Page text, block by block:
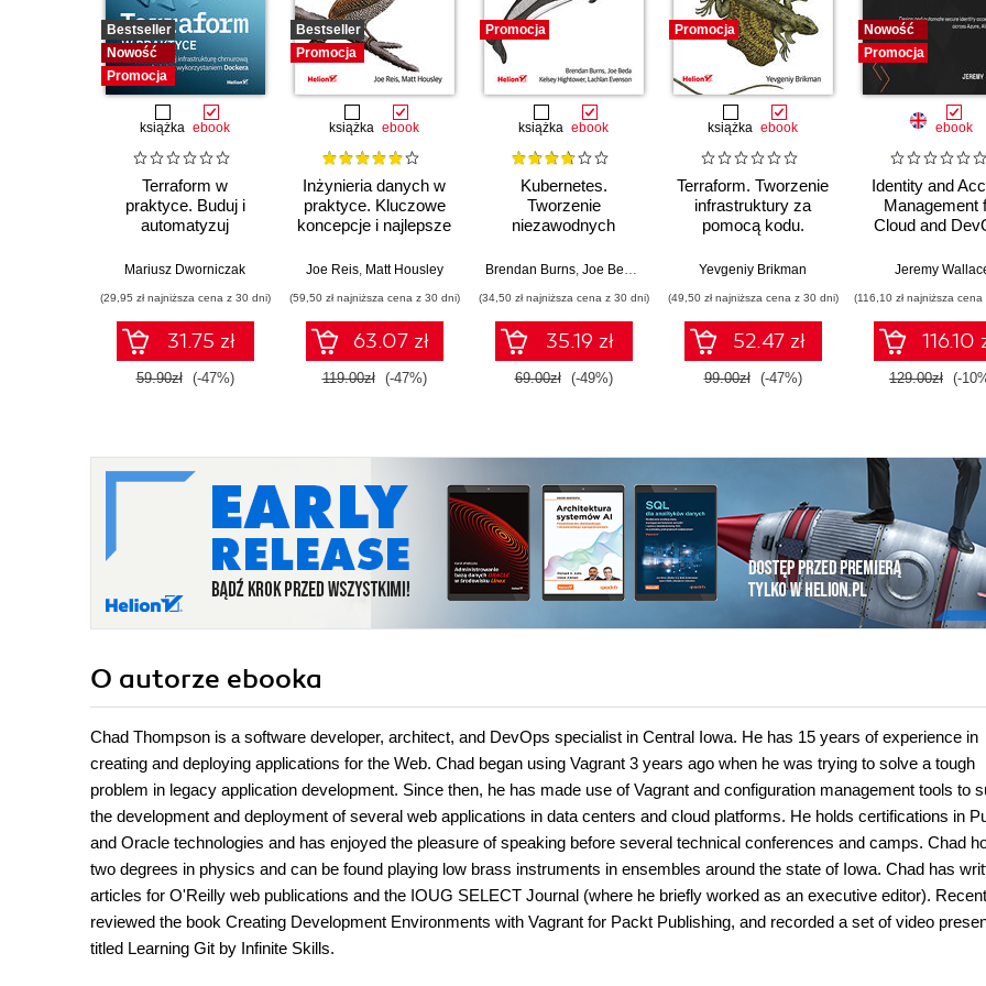
Bestseller
Nowość
Promocja
książka ebook
Terraform w
praktyce. Buduj i
automatyzuj
chmurową oraz
wykorzystaniem
Dockera
Mariusz Dworniczak
(29,95 zł najniższa cena z 30 dni)
31.75 zł
59.90zł (-47%)
Bestseller
Promocja
książka ebook
Inżynieria danych w
praktyce. Kluczowe
koncepcje i najlepsze
Joe Reis, Matt Housley
(59,50 zł najniższa cena z 30 dni)
63.07 zł
119.00zł (-47%)
Promocja
książka ebook
Kubernetes.
Tworzenie
niezawodnych
rozproszonych.
Brendan Burns, Joe Beda Kelsey Hightower, Lachlan Evenson
(34,50 zł najniższa cena z 30 dni)
35.19 zł
69.00zł (-49%)
Promocja
książka ebook
Terraform. Tworzenie
infrastruktury za
pomocą kodu.
Yevgeniy Brikman
(49,50 zł najniższa cena z 30 dni)
52.47 zł
99.00zł (-47%)
Nowość
Promocja
ebook
Identity and
Management
Cloud and
and automate
strategies
Azure, AWS,
GCP
Jeremy
(116,10 zł najniższa
116.10
129.00zł (-
O autorze ebooka
Chad Thompson is a software developer, architect, and DevOps specialist in Central Iowa. He has 15 years of experience in
creating and deploying applications for the Web. Chad began using Vagrant 3 years ago when he was trying to solve a tough
problem in legacy application development. Since then, he has made use of Vagrant and configuration management tools to
the development and deployment of several web applications in data centers and cloud platforms. He holds certifications in
and Oracle technologies and has enjoyed the pleasure of speaking before several technical conferences and camps. Chad
two degrees in physics and can be found playing low brass instruments in ensembles around the state of Iowa. Chad has
articles for O'Reilly web publications and the IOUG SELECT Journal (where he briefly worked as an executive editor).
reviewed the book Creating Development Environments with Vagrant for Packt Publishing, and recorded a set of video
titled Learning Git by Infinite Skills.